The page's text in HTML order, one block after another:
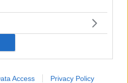
Access Privacy Policy
στις Σέρρες, μητέρα και
μετωπική φορτηγού με ΙΧ -
τη στιγμή της